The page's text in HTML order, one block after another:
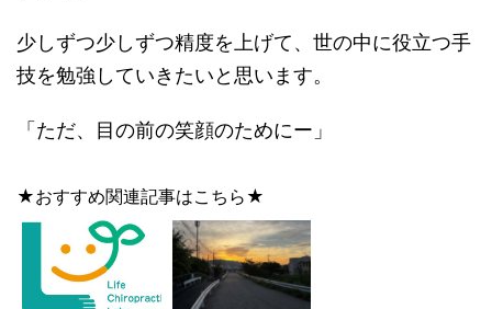
少しずつ少しずつ精度を上げて、世の中に役立つ手
技を勉強していきたいと思います。
「ただ、目の前の笑顔のためにー」
★おすすめ関連記事はこちら★